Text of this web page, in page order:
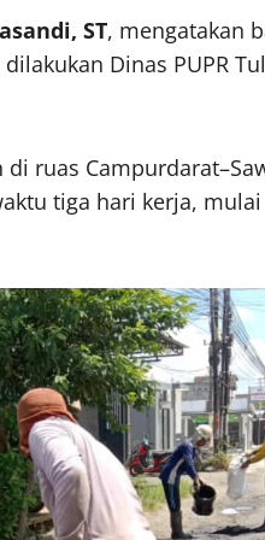
ST, mengatakan
Dinas PUPR
ruas
tiga hari kerja, mulai